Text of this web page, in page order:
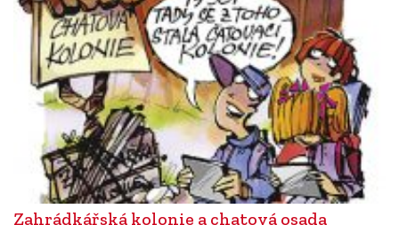
Zahrádkářská kolonie a chatová osada